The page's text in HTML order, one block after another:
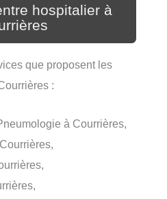
hospitalier à
que proposent les
:
à Courrières,